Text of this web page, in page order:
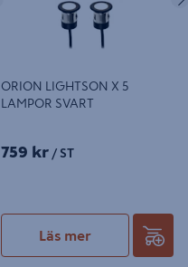
ORION LIGHTSON X 5
LAMPOR SVART
759 kr / ST
Läs mer